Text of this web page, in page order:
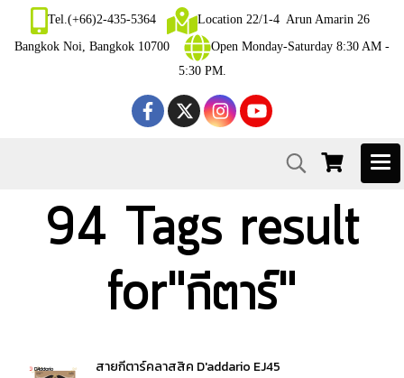
Tel.(+66)2-435-5364
Location 22/1-4 Arun Amarin 26
Bangkok Noi, Bangkok 10700
Open Monday-Saturday 8:30 AM -
5:30 PM.
94 Tags result
for"กีตาร์"
สายกีตาร์คลาสสิค D'addario EJ45